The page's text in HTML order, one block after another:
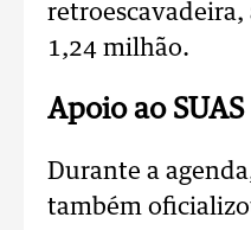
retroescavadeira,
1,24 milhão.
Apoio ao SUAS
Durante a
também